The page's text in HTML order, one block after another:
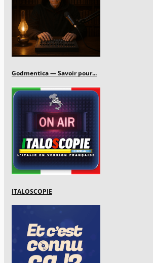
Godmentica — Savoir pour...
ITALOSCOPIE